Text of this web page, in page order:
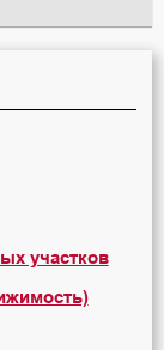
участков